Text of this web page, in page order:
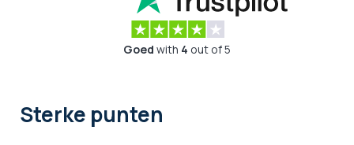
Goed with 4 out of 5
Sterke punten